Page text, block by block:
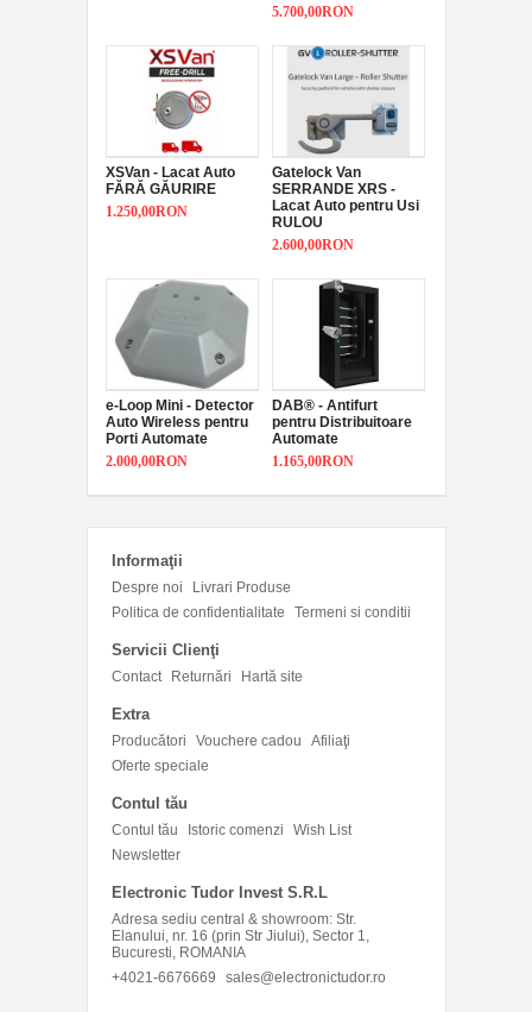
5.700,00RON
XSVan - Lacat Auto
FĂRĂ GĂURIRE
1.250,00RON
Gatelock Van
SERRANDE XRS -
Lacat Auto pentru Usi
RULOU
2.600,00RON
e-Loop Mini - Detector
Auto Wireless pentru
Porti Automate
2.000,00RON
DAB® - Antifurt
pentru Distribuitoare
Automate
1.165,00RON
Informaţii
Despre noi
Livrari Produse
Politica de confidentialitate
Termeni si conditii
Servicii Clienţi
Contact Returnări Hartă site
Extra
Producători Vouchere cadou
Afiliaţi
Oferte speciale
Contul tău
Contul tău Istoric comenzi
Wish List
Newsletter
Electronic Tudor Invest S.R.L
Adresa sediu central & showroom: Str.
Elanului, nr. 16 (prin Str Jiului), Sector 1,
Bucuresti, ROMANIA
+4021-6676669
sales@electronictudor.ro